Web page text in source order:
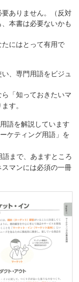
要ありません。（反対
本書は必要ないかも
にはとって有用で
、専門用語をビジュ
ら「知っておきたいマ
す。
語を解説しています
ケティング用語」を
まで、あますところ
マンには必須の一冊